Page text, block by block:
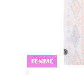
FEMME